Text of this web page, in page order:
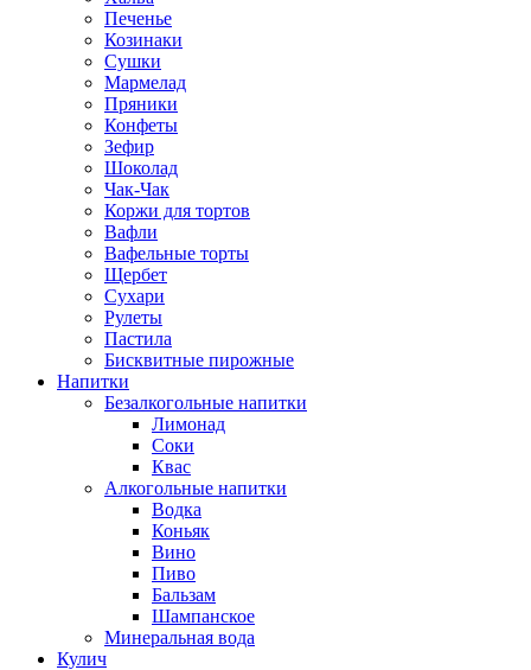
Печенье
Козинаки
Сушки
Мармелад
Пряники
Конфеты
Зефир
Шоколад
Чак-Чак
Коржи для тортов
Вафли
Вафельные торты
Щербет
Сухари
Рулеты
Пастила
Бисквитные пирожные
Напитки
Безалкогольные напитки
Лимонад
Соки
Квас
Алкогольные напитки
Водка
Коньяк
Вино
Пиво
Бальзам
Шампанское
Минеральная вода
Кулич